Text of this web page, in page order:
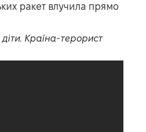
ракет влучила прямо
Країна-терорист